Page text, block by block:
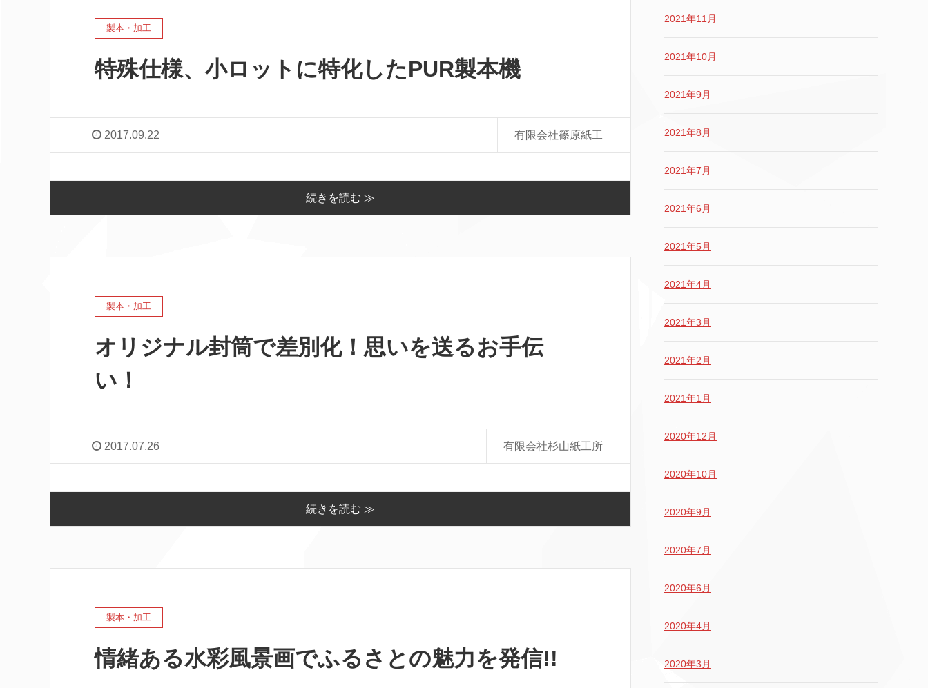
製本・加工
特殊仕様、小ロットに特化したPUR製本機
2017.09.22 有限会社篠原紙工
続きを読む ≫
製本・加工
オリジナル封筒で差別化！思いを送るお手伝
い！
2017.07.26 有限会社杉山紙工所
続きを読む ≫
製本・加工
情緒ある水彩風景画でふるさとの魅力を発信!!
2021年11月
2021年10月
2021年9月
2021年8月
2021年7月
2021年6月
2021年5月
2021年4月
2021年3月
2021年2月
2021年1月
2020年12月
2020年10月
2020年9月
2020年7月
2020年6月
2020年4月
2020年3月